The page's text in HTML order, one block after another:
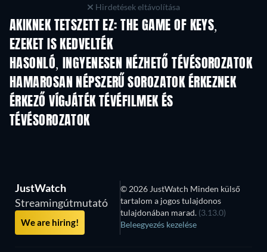
Hirdetések eltávolítása
AKIKNEK TETSZETT EZ: THE GAME OF KEYS,
EZEKET IS KEDVELTÉK
HASONLÓ, INGYENESEN NÉZHETŐ TÉVÉSOROZATOK
TV TV
HAMAROSAN NÉPSZERŰ SOROZATOK ÉRKEZNEK
TV TV
ÉRKEZŐ VÍGJÁTÉK TÉVÉFILMEK ÉS
TÉVÉSOROZATOK
Évad 6
JustWatch
Streamingútmutató
We are hiring!
© 2026 JustWatch Minden külső
tartalom a jogos tulajdonos
tulajdonában marad. (3.13.0)
Beleegyezés kezelése